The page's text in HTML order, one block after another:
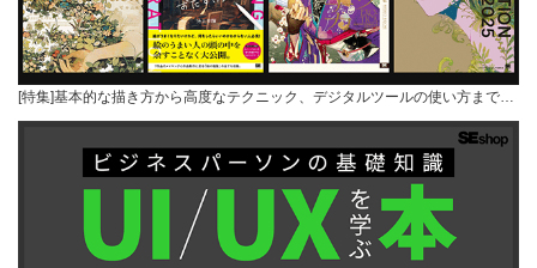
[特集]基本的な描き方から高度なテクニック、デジタルツールの使い方まで…